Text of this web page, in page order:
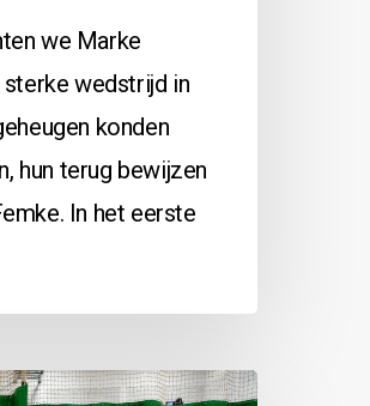
we Marke
wedstrijd in
konden
hun terug bewijzen
In het eerste